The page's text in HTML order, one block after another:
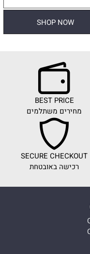
SHOP NOW
BEST PRICE
מחירים משתלמים
SECURE CHECKOUT
רכישה באובטחת